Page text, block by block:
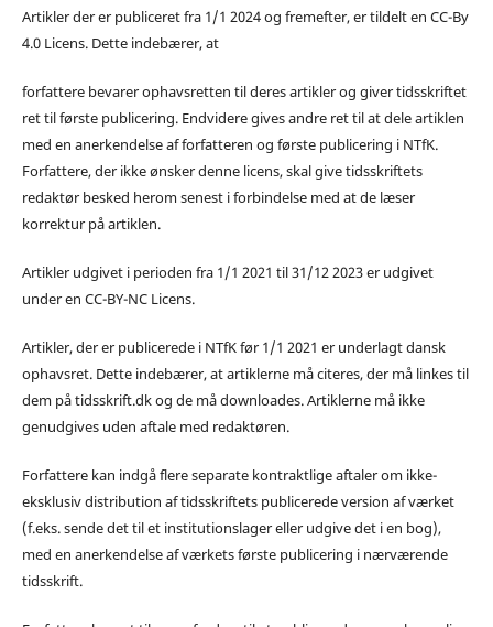
Artikler der er publiceret fra 1/1 2024 og fremefter, er tildelt en CC-By
4.0 Licens. Dette indebærer, at
forfattere bevarer ophavsretten til deres artikler og giver tidsskriftet
ret til første publicering. Endvidere gives andre ret til at dele artiklen
med en anerkendelse af forfatteren og første publicering i NTfK.
Forfattere, der ikke ønsker denne licens, skal give tidsskriftets
redaktør besked herom senest i forbindelse med at de læser
korrektur på artiklen.
Artikler udgivet i perioden fra 1/1 2021 til 31/12 2023 er udgivet
under en CC-BY-NC Licens.
Artikler, der er publicerede i NTfK før 1/1 2021 er underlagt dansk
ophavsret. Dette indebærer, at artiklerne må citeres, der må linkes til
dem på tidsskrift.dk og de må downloades. Artiklerne må ikke
genudgives uden aftale med redaktøren.
Forfattere kan indgå flere separate kontraktlige aftaler om ikke-
eksklusiv distribution af tidsskriftets publicerede version af værket
(f.eks. sende det til et institutionslager eller udgive det i en bog),
med en anerkendelse af værkets første publicering i nærværende
tidsskrift.